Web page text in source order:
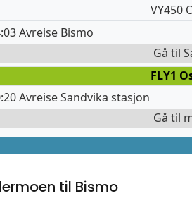
VY450
Avreise Bismo
Gå til
FLY1
Avreise Sandvika stasjon
Gå til
til Bismo